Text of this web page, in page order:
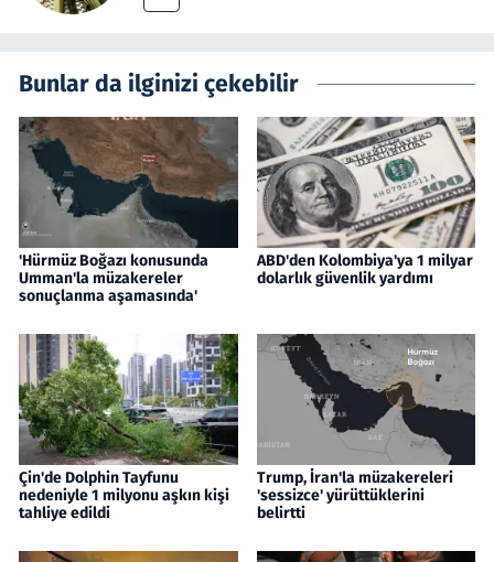
Bunlar da ilginizi çekebilir
'Hürmüz Boğazı konusunda
Umman'la müzakereler
sonuçlanma aşamasında'
ABD'den Kolombiya'ya 1 milyar
dolarlık güvenlik yardımı
Çin'de Dolphin Tayfunu
nedeniyle 1 milyonu aşkın kişi
tahliye edildi
Trump, İran'la müzakereleri
'sessizce' yürüttüklerini
belirtti